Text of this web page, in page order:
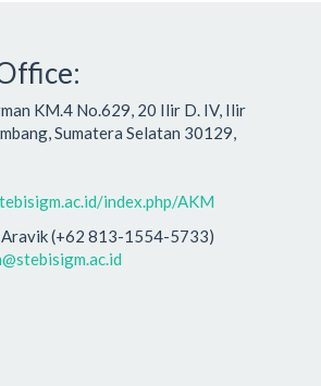
KM.4 No.629, 20 Ilir D. IV, Ilir
Sumatera Selatan 30129,
index.php/AKM
Aravik (+62 813-1554-5733)